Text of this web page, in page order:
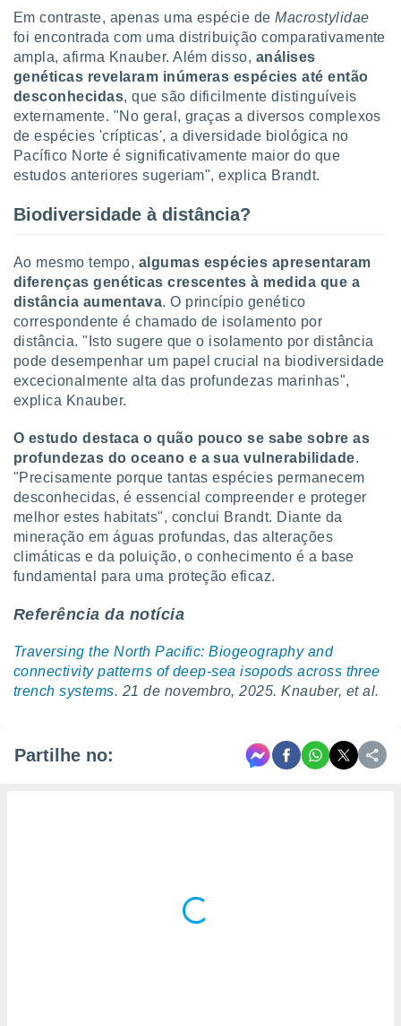
Em contraste, apenas uma espécie deMacrostylidae
foi encontrada com uma distribuição comparativamente
ampla, afirma Knauber. Além disso, análises
genéticas revelaram inúmeras espécies até então
desconhecidas, que são dificilmente distinguíveis
externamente. "No geral, graças a diversos complexos
de espécies 'crípticas', a diversidade biológica no
Pacífico Norte é significativamente maior do que
estudos anteriores sugeriam", explica Brandt.
Biodiversidade à distância?
Ao mesmo tempo, algumas espécies apresentaram
diferenças genéticas crescentes à medida que a
distância aumentava. O princípio genético
correspondente é chamado de isolamento por
distância. "Isto sugere que o isolamento por distância
pode desempenhar um papel crucial na biodiversidade
excecionalmente alta das profundezas marinhas",
explica Knauber.
O estudo destaca o quão pouco se sabe sobre as
profundezas do oceano e a sua vulnerabilidade.
"Precisamente porque tantas espécies permanecem
desconhecidas, é essencial compreender e proteger
melhor estes habitats", conclui Brandt. Diante da
mineração em águas profundas, das alterações
climáticas e da poluição, o conhecimento é a base
fundamental para uma proteção eficaz.
Referência da notícia
Traversing the North Pacific: Biogeography and
connectivity patterns of deep-sea isopods across three
trench systems. 21 de novembro, 2025.Knauber, et al.
Partilhe no: